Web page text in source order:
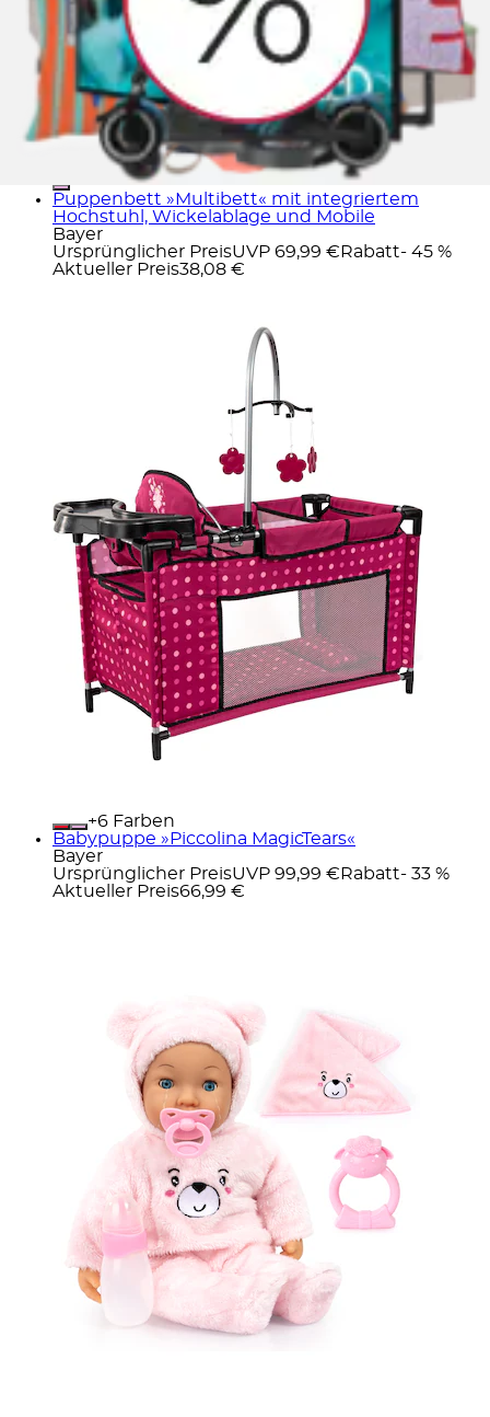
Puppenbett »Multibett« mit integriertem
Hochstuhl, Wickelablage und Mobile
Bayer
Ursprünglicher PreisUVP 69,99 € Rabatt- 45 %
Aktueller Preis38,08 €
+
Farben
Babypuppe »Piccolina MagicTears«
Bayer
Ursprünglicher PreisUVP 99,99 € Rabatt- 33 %
Aktueller Preis66,99 €